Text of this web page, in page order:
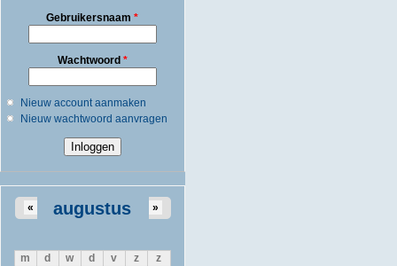
Gebruikersnaam*
Wachtwoord *
Nieuw account aanmaken
Nieuw wachtwoord aanvragen
augustus
« »
m d w d v z
z